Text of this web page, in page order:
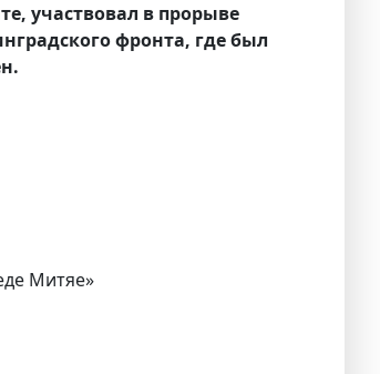
участвовал в прорыве
фронта, где был
Митяе»